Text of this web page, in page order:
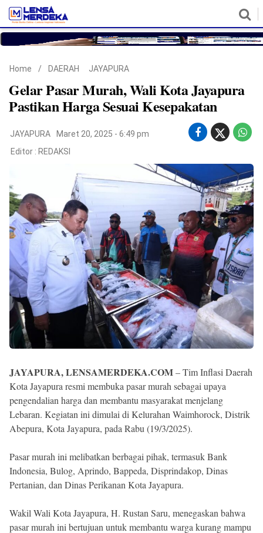
©
Copyright
2026
Lensa
Merdeka
Home / DAERAH JAYAPURA
Gelar Pasar Murah, Wali Kota Jayapura
Pastikan Harga Sesuai Kesepakatan
JAYAPURA
Maret 20, 2025 - 6:49 pm
Editor : REDAKSI
JAYAPURA, LENSAMERDEKA.COM– Tim Inflasi Daerah
Kota Jayapura resmi membuka pasar murah sebagai upaya
pengendalian harga dan membantu masyarakat menjelang
Lebaran. Kegiatan ini dimulai di Kelurahan Waimhorock, Distrik
Abepura, Kota Jayapura, pada Rabu (19/3/2025).
Pasar murah ini melibatkan berbagai pihak, termasuk Bank
Indonesia, Bulog, Aprindo, Bappeda, Disprindakop, Dinas
Pertanian, dan Dinas Perikanan Kota Jayapura.
Wakil Wali Kota Jayapura, H. Rustan Saru, menegaskan bahwa
pasar murah ini bertujuan untuk membantu warga kurang mampu